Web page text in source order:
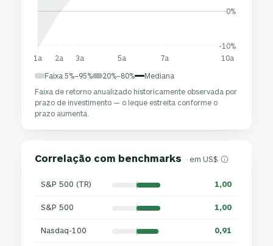
-10%
0%
1a 2a 3a 5a 7a 10a
Faixa 5%–95% 20%–80%
Mediana
Faixa de retorno anualizado historicamente observada por
prazo de investimento — o leque estreita conforme o
prazo aumenta.
Correlação com benchmarks · em US$
S&P 500 (TR) 1,00
S&P 500 1,00
Nasdaq-100 0,91